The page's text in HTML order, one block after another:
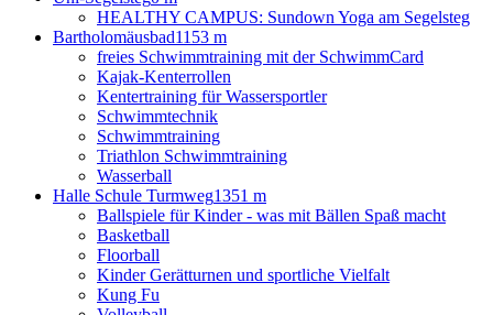
HEALTHY CAMPUS: Sundown Yoga am Segelsteg
Bartholomäusbad1153 m
freies Schwimmtraining mit der SchwimmCard
Kajak-Kenterrollen
Kentertraining für Wassersportler
Schwimmtechnik
Schwimmtraining
Triathlon Schwimmtraining
Wasserball
Halle Schule Turmweg1351 m
Ballspiele für Kinder - was mit Bällen Spaß macht
Basketball
Floorball
Kinder Gerätturnen und sportliche Vielfalt
Kung Fu